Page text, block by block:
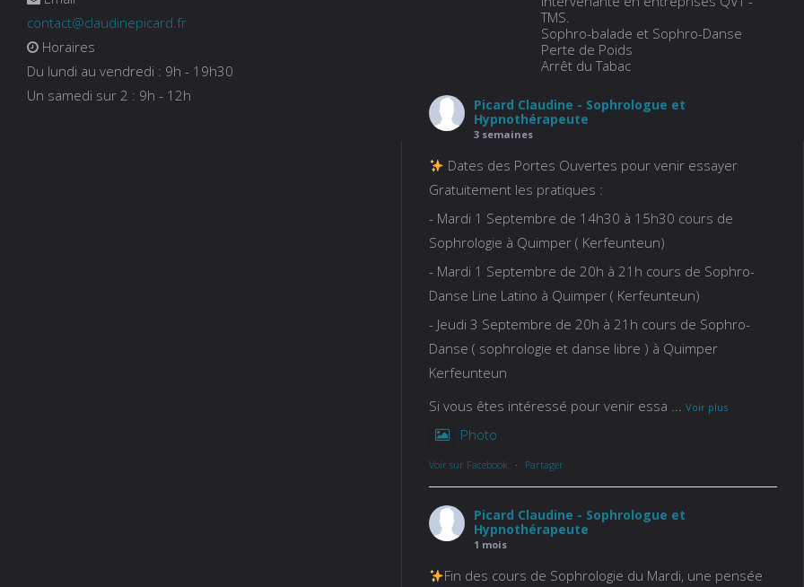
contact@claudinepicard.fr
Horaires
Du lundi au vendredi : 9h - 19h30
Un samedi sur 2 : 9h - 12h
TMS.
Sophro-balade et Sophro-Danse
Perte de Poids
Arrêt du Tabac
Picard Claudine - Sophrologue et
Hypnothérapeute
3 semaines
Dates des Portes Ouvertes pour venir essayer
Gratuitement les pratiques :
- Mardi 1 Septembre de 14h30 à 15h30 cours de
Sophrologie à Quimper ( Kerfeunteun)
- Mardi 1 Septembre de 20h à 21h cours de Sophro-
Danse Line Latino à Quimper ( Kerfeunteun)
- Jeudi 3 Septembre de 20h à 21h cours de Sophro-
Danse ( sophrologie et danse libre ) à Quimper
Kerfeunteun
Si vous êtes intéressé pour venir essa ... Voir plus
Photo
Voir sur Facebook · Partager
Picard Claudine - Sophrologue et
Hypnothérapeute
1 mois
Fin des cours de Sophrologie du Mardi, une pensée